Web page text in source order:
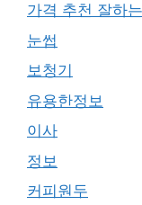
가격 추천 잘하
눈썹
보청기
유용한정보
이사
정보
커피원두